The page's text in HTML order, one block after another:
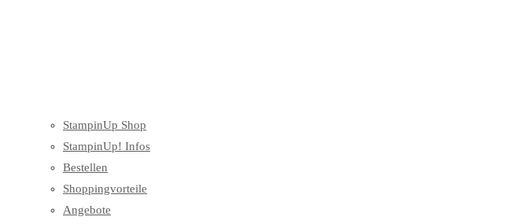
StampinUp Shop
StampinUp! Infos
Bestellen
Shoppingvorteile
Angebote